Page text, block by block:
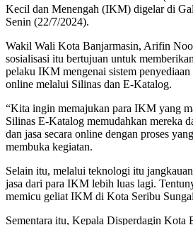
Kecil dan Menengah (IKM) digelar di
Senin (22/7/2024).
Wakil Wali Kota Banjarmasin, Arifin
sosialisasi itu bertujuan untuk
pelaku IKM mengenai sistem penyediaan
online melalui Silinas dan E-Katalog.
“Kita ingin memajukan para IKM yang
Silinas E-Katalog memudahkan mereka
dan jasa secara online dengan proses
membuka kegiatan.
Selain itu, melalui teknologi itu
jasa dari para IKM lebih luas lagi.
memicu geliat IKM di Kota Seribu
Sementara itu, Kepala Disperdagin Kota